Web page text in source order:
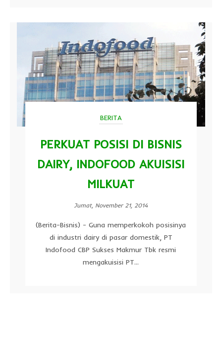
BERITA
PERKUAT POSISI DI BISNIS
DAIRY, INDOFOOD AKUISISI
MILKUAT
Jumat, November 21, 2014
(Berita-Bisnis) - Guna memperkokoh posisinya
di industri dairy di pasar domestik, PT
Indofood CBP Sukses Makmur Tbk resmi
mengakuisisi PT...